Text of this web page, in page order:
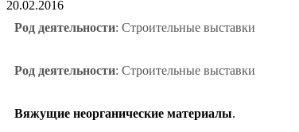
20.02.2016
Род деятельности: Строительные выставки
Род деятельности: Строительные выставки
Вяжущие неорганические материалы.